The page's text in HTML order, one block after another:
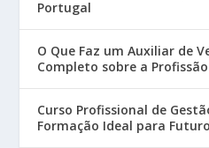
Portugal
O Que Faz um Auxiliar de
Completo sobre a Profissão
Curso Profissional de
Formação Ideal para